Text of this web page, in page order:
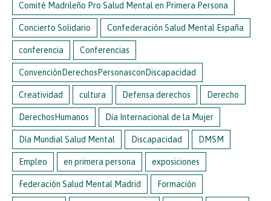
Comité Madrileño Pro Salud Mental en Primera Persona
Concierto Solidario Confederación Salud Mental España
conferencia Conferencias
ConvenciónDerechosPersonasconDiscapacidad
Creatividad cultura Defensa derechos Derecho
DerechosHumanos Día Internacional de la Mujer
Día Mundial Salud Mental Discapacidad DMSM
Empleo en primera persona exposiciones
Federación Salud Mental Madrid Formación